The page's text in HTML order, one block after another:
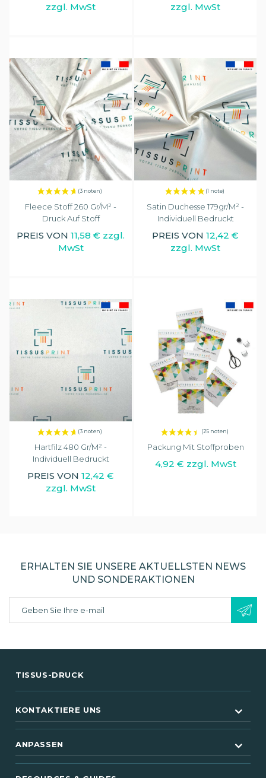
(11 noten)
zzgl. MwSt
zzgl. MwSt
Fleece Stoff 260 Gr/m² -
Druck Auf Stoff
PREIS VON 11,58 € zzgl.
MwSt
Satin Duchesse 179gr/m² -
Individuell Bedruckt
PREIS VON 12,42 €
zzgl. MwSt
Hartfilz 480 Gr/m² -
Individuell Bedruckt
PREIS VON 12,42 €
zzgl. MwSt
Packung Mit Stoffproben
4,92 € zzgl. MwSt
ERHALTEN SIE UNSERE AKTUELLSTEN NEWS
UND SONDERAKTIONEN
TISSUS-DRUCK
KONTAKTIERE UNS
ANPASSEN